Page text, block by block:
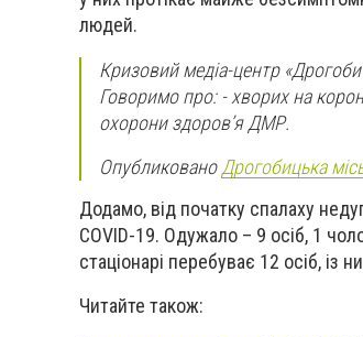
людей.
Кризовий медіа-центр
Говоримо про: - хворих на
охорони здоров’я ДМР.
Опубликовано Дрогобицька
Додамо, від початку спалаху
COVID-19. Одужало – 9 осіб, 1
стаціонарі перебуває 12 осіб, із
Читайте також: